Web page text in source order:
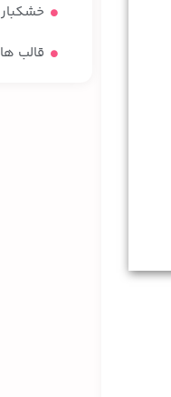
خشکبار
قالب ها